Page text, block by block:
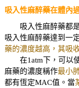
吸入性麻醉藥在體內
吸入性麻醉藥都是
吸入性麻醉藥達到一
藥的濃度越高，其吸
在1atm下，可以使
麻藥的濃度稱作最小
都有恆定MAC值。當